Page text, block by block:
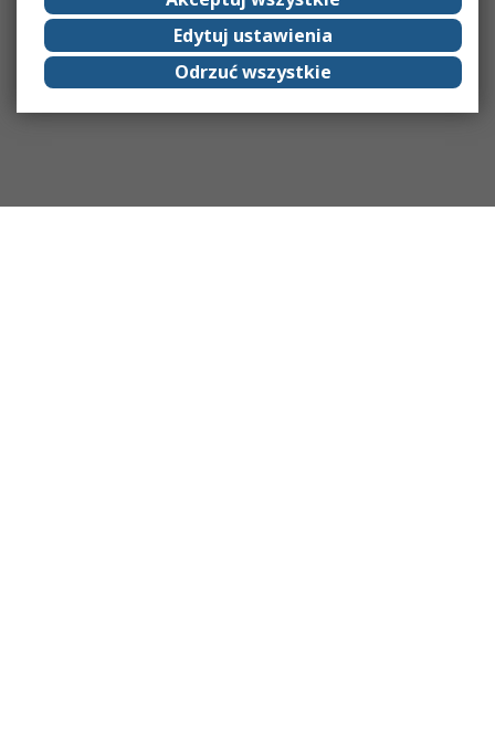
Edytuj ustawienia
Odrzuć wszystkie